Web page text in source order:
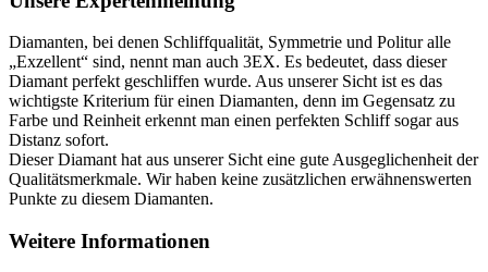
Diamanten, bei denen Schliffqualität, Symmetrie und Politur alle
„Exzellent“ sind, nennt man auch 3EX. Es bedeutet, dass dieser
Diamant perfekt geschliffen wurde. Aus unserer Sicht ist es das
wichtigste Kriterium für einen Diamanten, denn im Gegensatz zu
Farbe und Reinheit erkennt man einen perfekten Schliff sogar aus
Distanz sofort.
Dieser Diamant hat aus unserer Sicht eine gute Ausgeglichenheit der
Qualitätsmerkmale. Wir haben keine zusätzlichen erwähnenswerten
Punkte zu diesem Diamanten.
Weitere Informationen